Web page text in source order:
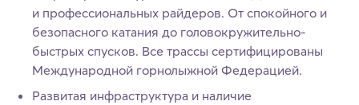
и профессиональных райдеров. От спокойного и
безопасного катания до головокружительно-
быстрых спусков. Все трассы сертифицированы
Международной горнолыжной Федерацией.
Развитая инфраструктура и наличие